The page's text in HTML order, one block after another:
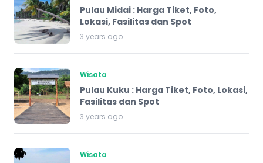
Pulau Midai : Harga Tiket, Foto,
Lokasi, Fasilitas dan Spot
3 years ago
Wisata
Pulau Kuku : Harga Tiket, Foto, Lokasi,
Fasilitas dan Spot
3 years ago
Wisata